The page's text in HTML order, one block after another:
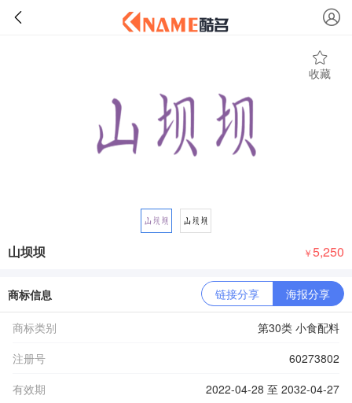
收藏
山坝坝 ￥5,250
商标信息 链接分享 海报分享
商标类别
第30类 小食配料
注册号
60273802
有效期
2022-04-28 至 2032-04-27